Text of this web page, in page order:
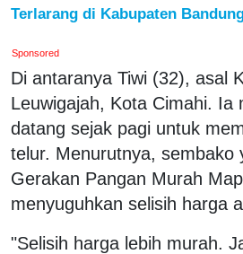
Terlarang di Kabupaten
Sponsored
Di antaranya Tiwi (32), asal
Leuwigajah, Kota Cimahi. Ia
datang sejak pagi untuk
telur. Menurutnya, sembako
Gerakan Pangan Murah
menyuguhkan selisih harga
"Selisih harga lebih murah.